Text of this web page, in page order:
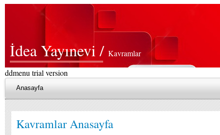
İdea Yayınevi / Kavramlar
ddmenu trial version
Anasayfa
Kavramlar Anasayfa